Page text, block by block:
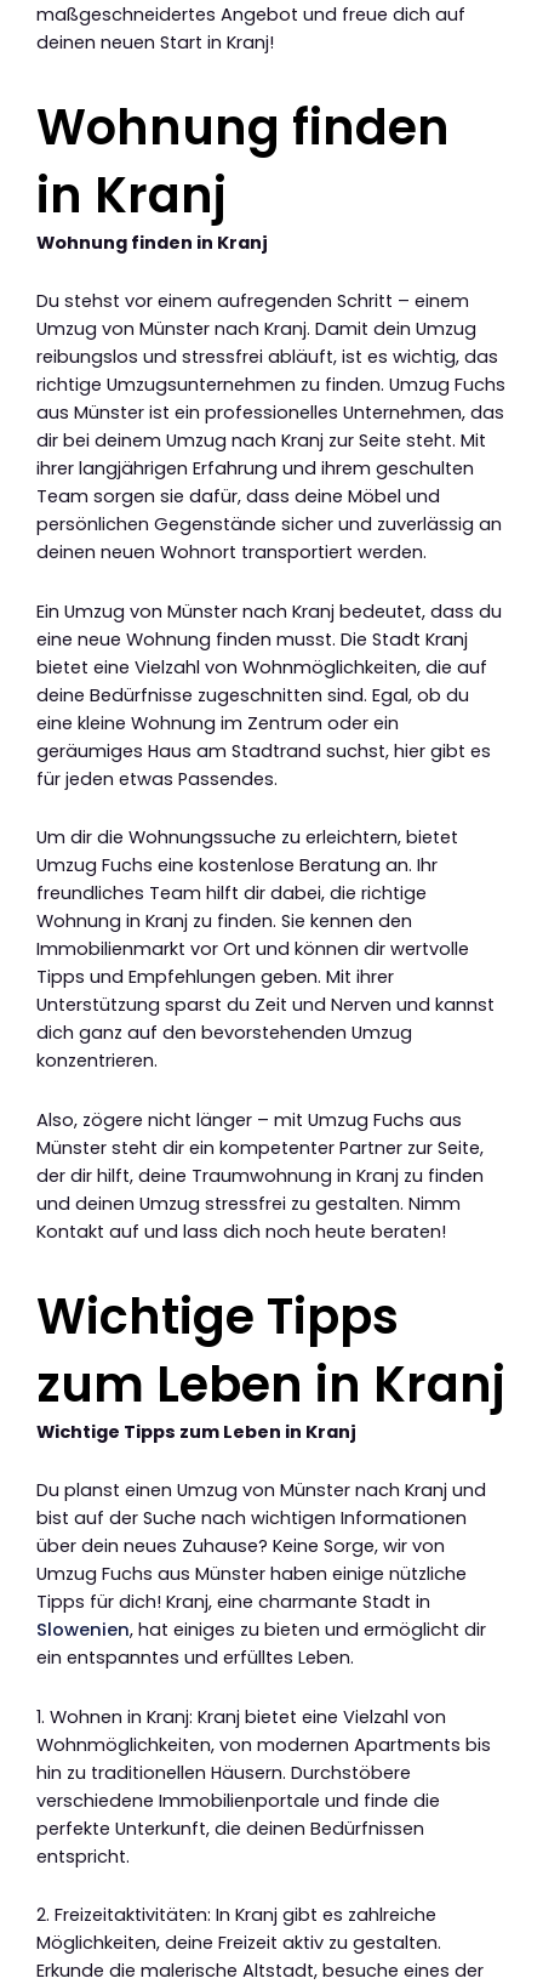
maßgeschneidertes Angebot und freue dich auf
deinen neuen Start in Kranj!
Wohnung finden
in Kranj
Wohnung finden in Kranj
Du stehst vor einem aufregenden Schritt – einem
Umzug von Münster nach Kranj. Damit dein Umzug
reibungslos und stressfrei abläuft, ist es wichtig, das
richtige Umzugsunternehmen zu finden. Umzug Fuchs
aus Münster ist ein professionelles Unternehmen, das
dir bei deinem Umzug nach Kranj zur Seite steht. Mit
ihrer langjährigen Erfahrung und ihrem geschulten
Team sorgen sie dafür, dass deine Möbel und
persönlichen Gegenstände sicher und zuverlässig an
deinen neuen Wohnort transportiert werden.
Ein Umzug von Münster nach Kranj bedeutet, dass du
eine neue Wohnung finden musst. Die Stadt Kranj
bietet eine Vielzahl von Wohnmöglichkeiten, die auf
deine Bedürfnisse zugeschnitten sind. Egal, ob du
eine kleine Wohnung im Zentrum oder ein
geräumiges Haus am Stadtrand suchst, hier gibt es
für jeden etwas Passendes.
Um dir die Wohnungssuche zu erleichtern, bietet
Umzug Fuchs eine kostenlose Beratung an. Ihr
freundliches Team hilft dir dabei, die richtige
Wohnung in Kranj zu finden. Sie kennen den
Immobilienmarkt vor Ort und können dir wertvolle
Tipps und Empfehlungen geben. Mit ihrer
Unterstützung sparst du Zeit und Nerven und kannst
dich ganz auf den bevorstehenden Umzug
konzentrieren.
Also, zögere nicht länger – mit Umzug Fuchs aus
Münster steht dir ein kompetenter Partner zur Seite,
der dir hilft, deine Traumwohnung in Kranj zu finden
und deinen Umzug stressfrei zu gestalten. Nimm
Kontakt auf und lass dich noch heute beraten!
Wichtige Tipps
zum Leben in Kranj
Wichtige Tipps zum Leben in Kranj
Du planst einen Umzug von Münster nach Kranj und
bist auf der Suche nach wichtigen Informationen
über dein neues Zuhause? Keine Sorge, wir von
Umzug Fuchs aus Münster haben einige nützliche
Tipps für dich! Kranj, eine charmante Stadt in
Slowenien, hat einiges zu bieten und ermöglicht dir
ein entspanntes und erfülltes Leben.
1. Wohnen in Kranj: Kranj bietet eine Vielzahl von
Wohnmöglichkeiten, von modernen Apartments bis
hin zu traditionellen Häusern. Durchstöbere
verschiedene Immobilienportale und finde die
perfekte Unterkunft, die deinen Bedürfnissen
entspricht.
2. Freizeitaktivitäten: In Kranj gibt es zahlreiche
Möglichkeiten, deine Freizeit aktiv zu gestalten.
Erkunde die malerische Altstadt, besuche eines der